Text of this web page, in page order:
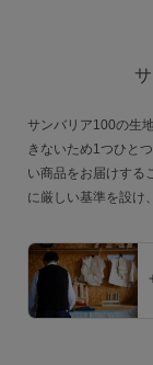
サンバリア100の生
きないため1つひと
い商品をお届けする
に厳しい基準を設け